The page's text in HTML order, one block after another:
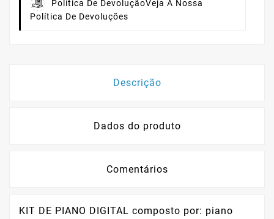
Política De DevoluçãoVeja A Nossa
Política De Devoluções
Descrição
Dados do produto
Comentários
KIT DE PIANO DIGITAL composto por: piano